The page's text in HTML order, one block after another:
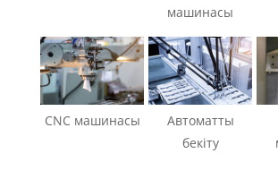
машинасы
CNC машинасы
Автоматты
бекіту